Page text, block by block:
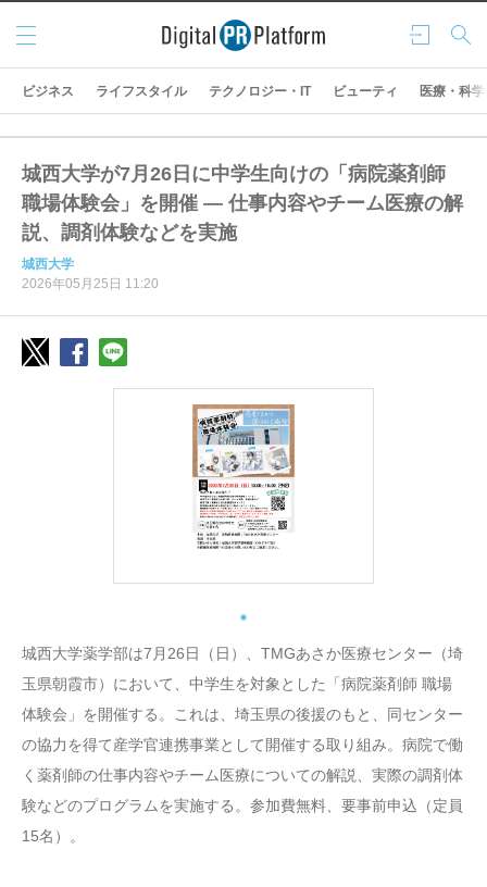
ログ
イン
検索
メニ
ュー
ビジネス ライフスタイル テクノロジー・IT ビューティ 医療・科学
城西大学が7月26日に中学生向けの「病院薬剤師
職場体験会」を開催 ― 仕事内容やチーム医療の解
説、調剤体験などを実施
城西大学
2026年05月25日 11:20
城西大学薬学部は7月26日（日）、TMGあさか医療センター（埼
玉県朝霞市）において、中学生を対象とした「病院薬剤師 職場
体験会」を開催する。これは、埼玉県の後援のもと、同センター
の協力を得て産学官連携事業として開催する取り組み。病院で働
く薬剤師の仕事内容やチーム医療についての解説、実際の調剤体
験などのプログラムを実施する。参加費無料、要事前申込（定員
15名）。